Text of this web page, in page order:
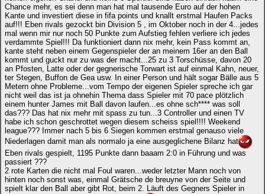
Chance mehr, es sei denn man hat mal tausende Euro auf der hohen
Kante und investiert diese in fifa points und knallt erstmal Haufen Packs
auf!!! Eben rivals gezockt bin Division 5 , im Oktober noch in der 4...jedes
mal wenn mir nur noch 50 Punkte zum Aufstieg fehlen verliere ich jedes
verdammte Spiel!!! Da funktioniert dann nix mehr, kein Pass kommt an,
kante steht neben einem Gegenspieler der an meinem 16er an den Ball
kommt und guckt nur zu was der macht...25 zu 3 Torschüsse, davon 20
an Pfosten, Latte oder der gegnerische Torwart ist auf einmal Kahn, neuer,
ter Stegen, Buffon de Gea usw. In einer Person und hält sogar Bälle aus 5
Metern ohne Probleme...vom Tempo der eigenen Spieler spreche ich gar
nicht weil das ist ja ohnehin Thema dass Spieler mit 70 pace plötzlich
einem hunter James mit Ball davon laufen...es ohne sch**** was soll
das??? Das hat nix mehr mit spass zu tun...3 Controller und einen TV
habe ich schon geschrottet wegen diesem scheiss spiel!!!! Weekend
league??? Immer nach 5 bis 6 Siegen kommen erstmal genauso viele
Niederlagen damit man als normalo ja eine ausgeglichene Bilanz hat
Eben rivals gespielt, 1195 Punkte dann baaam 2:0 in Führung und was
passiert ???
2 rote Karten die nicht mal Foul waren...weder letzter Mann noch von
hinten noch sonst was, einmal Grätsche de breuyne von der Seite und
spielt klar den Ball aber gibt Rot, beim 2. Läuft des Gegners Spieler in